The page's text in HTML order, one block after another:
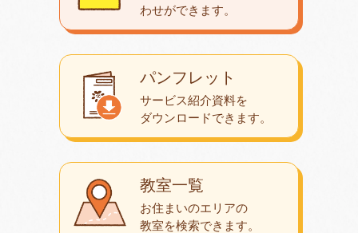
教室一覧
お住まいのエリアの
教室を検索できます。
パンフレット
サービス紹介資料を
ダウンロードできます。
わせができます。